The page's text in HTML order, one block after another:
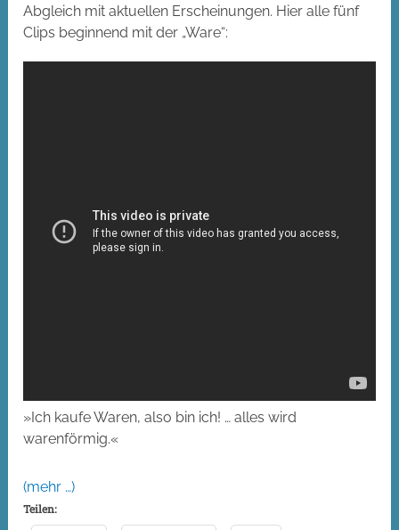
Abgleich mit aktuellen Erscheinungen. Hier alle fünf
Clips beginnend mit der „Ware“:
»Ich kaufe Waren, also bin ich! … alles wird
warenförmig.«
(mehr …)
Teilen: